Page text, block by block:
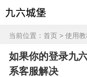
当前位置： 首页 > 使用教
如果你的登录九
系客服解决